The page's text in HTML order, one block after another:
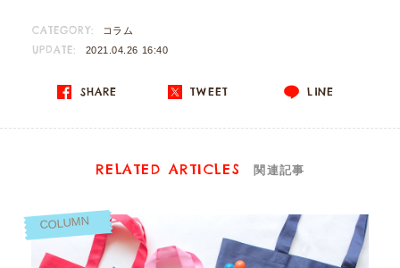
CATEGORY: コラム
UPDATE: 2021.04.26 16:40
SHARE TWEET LINE
RELATED ARTICLES 関連記事
COLUMN